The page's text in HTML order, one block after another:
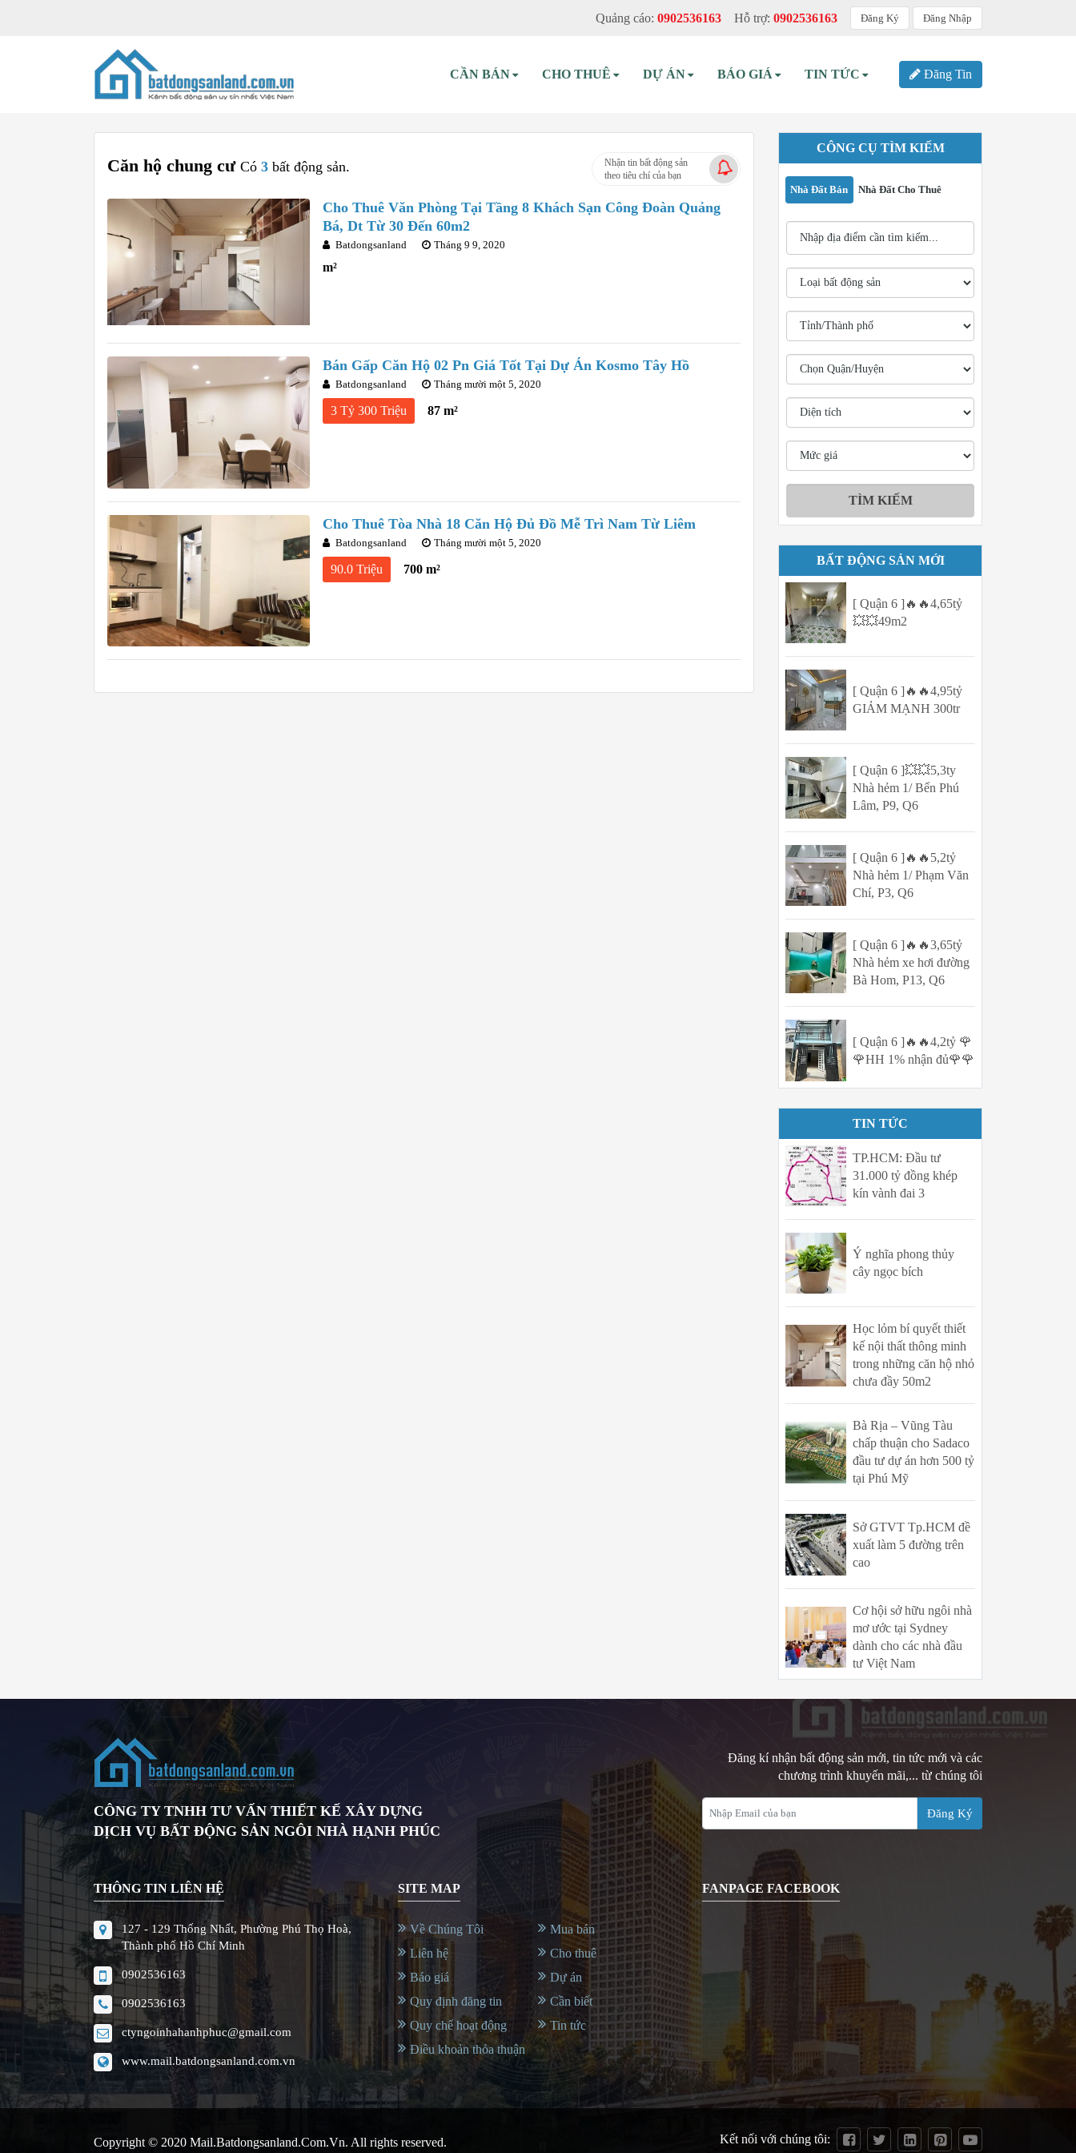
Quảng cáo: 0902536163 Hỗ trợ: 0902536163 Đăng Ký Đăng Nhập
CẦN BÁN CHO THUÊ DỰ ÁN BÁO GIÁ TIN TỨC Đăng Tin
Căn hộ chung cư Có 3 bất động sản.
Nhận tin bất động sản
theo tiêu chí của bạn
Cho Thuê Văn Phòng Tại Tầng 8 Khách Sạn Công Đoàn Quảng
Bá, Dt Từ 30 Đến 60m2
Batdongsanland Tháng 9 9, 2020
m²
Bán Gấp Căn Hộ 02 Pn Giá Tốt Tại Dự Án Kosmo Tây Hồ
Batdongsanland Tháng mười một 5, 2020
3 Tỷ 300 Triệu 87 m²
Cho Thuê Tòa Nhà 18 Căn Hộ Đủ Đồ Mễ Trì Nam Từ Liêm
Batdongsanland Tháng mười một 5, 2020
90.0 Triệu 700 m²
CÔNG CỤ TÌM KIẾM
Nhà Đất Bán Nhà Đất Cho Thuê
BẤT ĐỘNG SẢN MỚI
[ Quận 6 ]🔥🔥4,65tỷ
💥💥49m2
[ Quận 6 ]🔥🔥4,95tỷ
GIẢM MẠNH 300tr
[ Quận 6 ]💥💥5,3ty
Nhà hẻm 1/ Bến Phú
Lâm, P9, Q6
[ Quận 6 ]🔥🔥5,2tỷ
Nhà hẻm 1/ Phạm Văn
Chí, P3, Q6
[ Quận 6 ]🔥🔥3,65tỷ
Nhà hẻm xe hơi đường
Bà Hom, P13, Q6
[ Quận 6 ]🔥🔥4,2tỷ 🌹
🌹HH 1% nhận đủ🌹🌹
TIN TỨC
TP.HCM: Đầu tư
31.000 tỷ đồng khép
kín vành đai 3
Ý nghĩa phong thủy
cây ngọc bích
Học lỏm bí quyết thiết
kế nội thất thông minh
trong những căn hộ nhỏ
chưa đầy 50m2
Bà Rịa – Vũng Tàu
chấp thuận cho Sadaco
đầu tư dự án hơn 500 tỷ
tại Phú Mỹ
Sở GTVT Tp.HCM đề
xuất làm 5 đường trên
cao
Cơ hội sở hữu ngôi nhà
mơ ước tại Sydney
dành cho các nhà đầu
tư Việt Nam
CÔNG TY TNHH TƯ VẤN THIẾT KẾ XÂY DỰNG
DỊCH VỤ BẤT ĐỘNG SẢN NGÔI NHÀ HẠNH PHÚC
Đăng kí nhận bất động sản mới, tin tức mới và các
chương trình khuyến mãi,... từ chúng tôi
Đăng Ký
THÔNG TIN LIÊN HỆ
127 - 129 Thống Nhất, Phường Phú Thọ Hoà,
Thành phố Hồ Chí Minh
0902536163
0902536163
ctyngoinhahanhphuc@gmail.com
www.mail.batdongsanland.com.vn
SITE MAP
Về Chúng Tôi
Liên hệ
Báo giá
Quy định đăng tin
Quy chế hoạt động
Điều khoản thỏa thuận
Mua bán
Cho thuê
Dự án
Cần biết
Tin tức
FANPAGE FACEBOOK
Copyright © 2020 Mail.batdongsanland.com.vn. All rights reserved. Kết nối với chúng tôi: